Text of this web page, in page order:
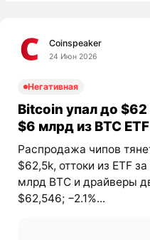
Coinspeaker
24 Июн 2026
Негативная
Bitcoin упал до
$6 млрд из BTC ETF
Распродажа чипов
$62,5k, оттоки из ETF
млрд BTC и драйверы
$62,546; −2.1%...